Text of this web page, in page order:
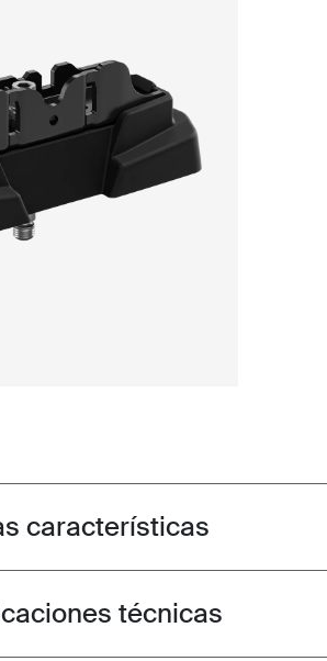
Toggle features
características
Toggle techspec
técnicas